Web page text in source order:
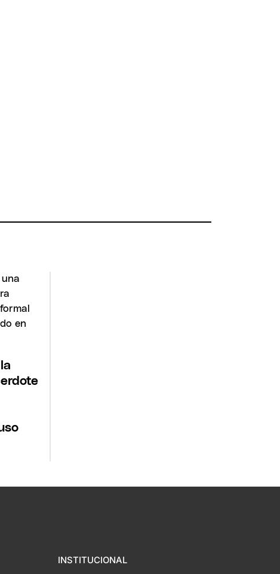
INSTITUCIONAL